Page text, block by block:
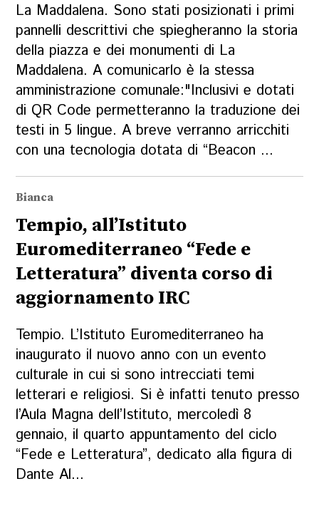
La Maddalena. Sono stati posizionati i primi
pannelli descrittivi che spiegheranno la storia
della piazza e dei monumenti di La
Maddalena. A comunicarlo è la stessa
amministrazione comunale:"Inclusivi e dotati
di QR Code permetteranno la traduzione dei
testi in 5 lingue. A breve verranno arricchiti
con una tecnologia dotata di “Beacon ...
Bianca
Tempio, all’Istituto
Euromediterraneo “Fede e
Letteratura” diventa corso di
aggiornamento IRC
Tempio. L’Istituto Euromediterraneo ha
inaugurato il nuovo anno con un evento
culturale in cui si sono intrecciati temi
letterari e religiosi. Si è infatti tenuto presso
l’Aula Magna dell’Istituto, mercoledì 8
gennaio, il quarto appuntamento del ciclo
“Fede e Letteratura”, dedicato alla figura di
Dante Al...